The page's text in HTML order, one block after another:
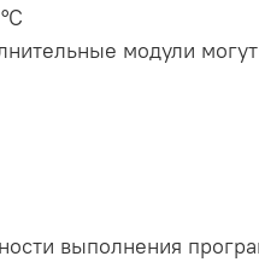
модули
выполнения